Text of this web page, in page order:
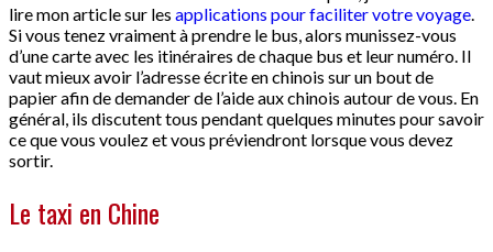
lire mon article sur les applications pour faciliter votre voyage
Si vous tenez vraiment à prendre le bus, alors munissez-vous
d’une carte avec les itinéraires de chaque bus et leur numéro. Il
vaut mieux avoir l’adresse écrite en chinois sur un bout de
papier afin de demander de l’aide aux chinois autour de vous. En
général, ils discutent tous pendant quelques minutes pour savoir
ce que vous voulez et vous préviendront lorsque vous devez
sortir.
Le taxi en Chine